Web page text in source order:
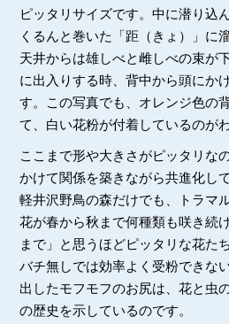
ピッタリサイズです。中に潜り込
くるんと巻いた「距（きょ）」に
天井からは雄しべと雌しべの束が
に出入りする時、背中から頭にか
す。この写真でも、オレンジ色の
て、白い花粉が付着しているのが
ここまで形や大きさがピッタリな
かけて関係を築きながら共進化し
軽井沢野鳥の森だけでも、トラマ
花が春から秋まで何種類も咲き続
まで」と思うほどピッタリな花た
バチ無しでは効率よく受粉できな
出したモフモフのお尻は、花と虫
の歴史を示しているのです。